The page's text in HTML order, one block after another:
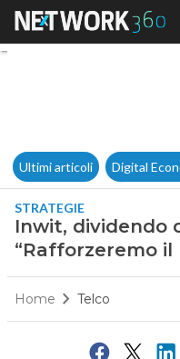
Ultimi articoli Digital
STRATEGIE
Inwit, dividendo
“Rafforzeremo il
Home Telco